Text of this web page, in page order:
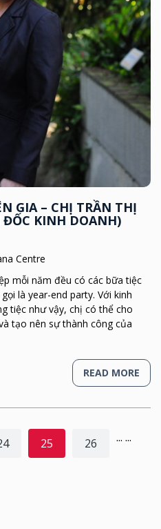
GIA – CHỊ TRẦN THỊ
ĐỐC KINH DOANH)
Centre
mỗi năm đều có các bữa tiệc
là year-end party. Với kinh
tiệc như vậy, chị có thể cho
tạo nên sự thành công của
READ MORE
...
25
26
...